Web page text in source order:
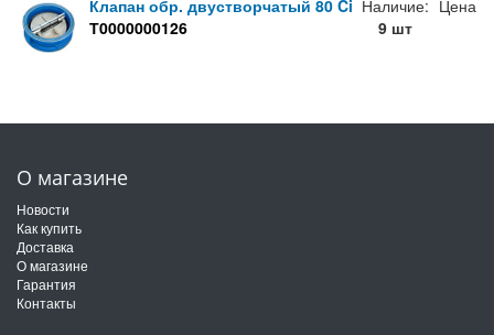
Клапан обр. двустворчатый 80 Ci
Т0000000126
Наличие:
9 шт
Цена
О магазине
Новости
Как купить
Доставка
О магазине
Гарантия
Контакты